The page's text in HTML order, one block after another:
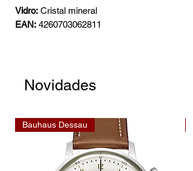
Vidro: Cristal mineral
EAN: 4260703062811
Novidades
Bauhaus Dessau